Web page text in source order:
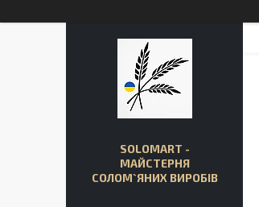
SOLOMART -
МАЙСТЕРНЯ
СОЛОМ`ЯНИХ ВИРОБІВ